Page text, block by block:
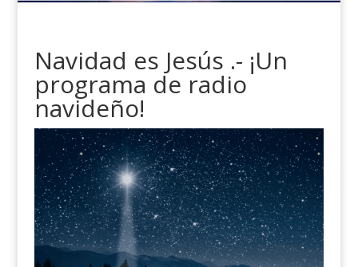
Navidad es Jesús .- ¡Un
programa de radio
navideño!